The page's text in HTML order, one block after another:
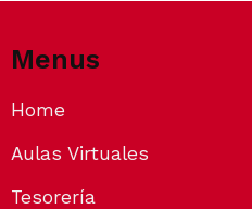
Menus
Home
Aulas Virtuales
Tesorería